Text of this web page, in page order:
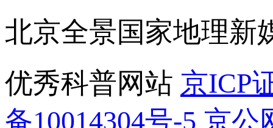
北京全景国家地理新
优秀科普网站 京ICP
备10014304号-5 京公